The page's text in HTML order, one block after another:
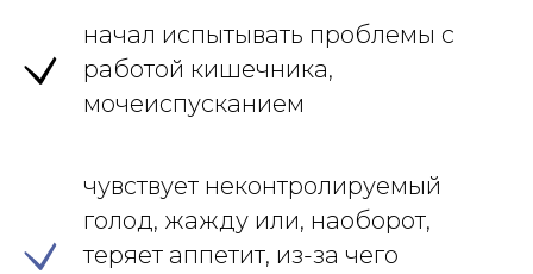
начал испытывать проблемы с
работой кишечника,
мочеиспусканием
чувствует неконтролируемый
голод, жажду или, наоборот,
теряет аппетит, из-за чего